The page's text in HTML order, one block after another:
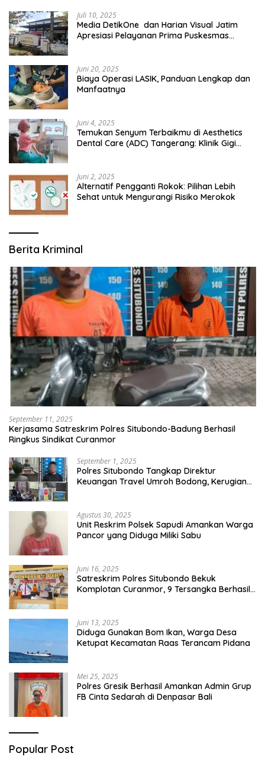
Juli 10, 2025
Media DetikOne dan Harian Visual Jatim
Apresiasi Pelayanan Prima Puskesmas
Juni 20, 2025
Biaya Operasi LASIK, Panduan Lengkap dan
Manfaatnya
Juni 4, 2025
Temukan Senyum Terbaikmu di Aesthetics
Dental Care (ADC) Tangerang: Klinik Gigi
Juni 2, 2025
Alternatif Pengganti Rokok: Pilihan Lebih
Sehat untuk Mengurangi Risiko Merokok
Berita Kriminal
September 11, 2025
Kerjasama Satreskrim Polres Situbondo-Badung Berhasil
Ringkus Sindikat Curanmor
September 1, 2025
Polres Situbondo Tangkap Direktur
Keuangan Travel Umroh Bodong, Kerugian
Agustus 30, 2025
Unit Reskrim Polsek Sapudi Amankan Warga
Pancor yang Diduga Miliki Sabu
Juni 16, 2025
Satreskrim Polres Situbondo Bekuk
Komplotan Curanmor, 9 Tersangka Berhasil
Juni 13, 2025
Diduga Gunakan Bom Ikan, Warga Desa
Ketupat Kecamatan Raas Terancam Pidana
Mei 25, 2025
Polres Gresik Berhasil Amankan Admin Grup
FB Cinta Sedarah di Denpasar Bali
Popular Post